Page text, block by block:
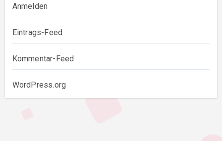
Anmelden
Eintrags-Feed
Kommentar-Feed
WordPress.org